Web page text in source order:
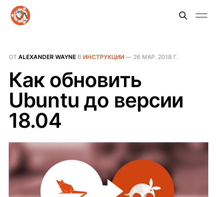
ОТ ALEXANDER WAYNEВ ИНСТРУКЦИИ — 26 МАР. 2018 Г.
Как обновить
Ubuntu до версии
18.04